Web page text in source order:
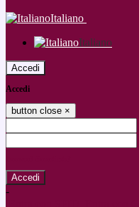
Italiano
Italiano
Accedi
Accedi
button close ×
-